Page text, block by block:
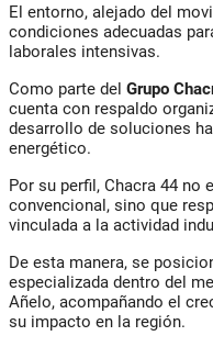
El entorno, alejado del
condiciones adecuadas
laborales intensivas.
Como parte del Grupo
cuenta con respaldo
desarrollo de soluciones
energético.
Por su perfil, Chacra 44 no
convencional, sino que
vinculada a la actividad
De esta manera, se
especializada dentro del
Añelo, acompañando el
su impacto en la región.